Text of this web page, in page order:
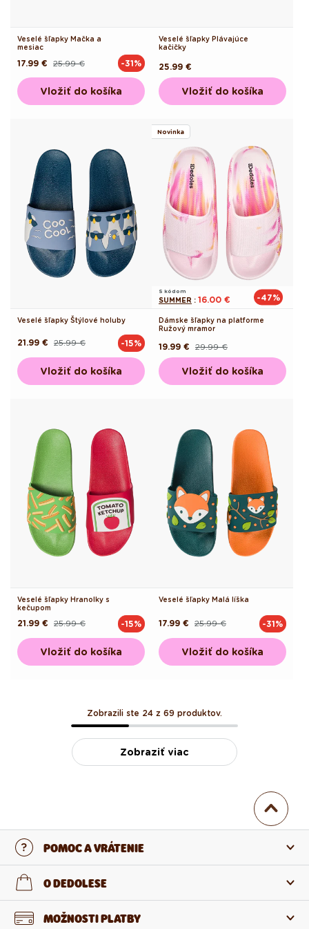
Veselé šľapky Mačka a
mesiac
Pôvodná25.99 €
Akciová
17.99 € -31%
Vložiť do košíka
Veselé šľapky Plávajúce
kačičky
Pôvodná
cena
25.99 €
Vložiť do košíka
Veselé šľapky Štýlové holuby
Pôvodná25.99 €
Akciová
21.99 € -15%
Vložiť do košíka
Novinka
S kódom
SUMMER : 16.00 € -47%
Dámske šľapky na platforme
Ružový mramor
Pôvodná
cena
29.99 €
Akciová
cena
19.99 €
Vložiť do košíka
Veselé šľapky Hranolky s
kečupom
Pôvodná25.99 €
Akciová
21.99 € -15%
Vložiť do košíka
Veselé šľapky Malá líška
Pôvodná25.99 €
Akciová
17.99 € -31%
Vložiť do košíka
Zobrazili ste 24 z 69 produktov.
Zobraziť viac
POMOC A VRÁTENIE
Kontaktujte nás
O DEDOLESE
O nás MOŽNOSTI PLATBY